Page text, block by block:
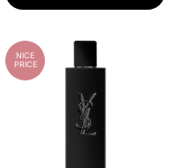
NICE
PRICE